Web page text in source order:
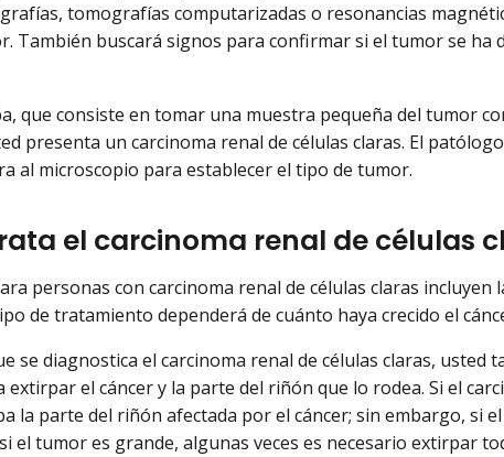
tomografías computarizadas o resonancias
También buscará signos para confirmar si el tumor se ha
que consiste en tomar una muestra pequeña del tumor
presenta un carcinoma renal de células claras. El
al microscopio para establecer el tipo de tumor.
el carcinoma renal de células
personas con carcinoma renal de células claras incluyen
de tratamiento dependerá de cuánto haya crecido el
se diagnostica el carcinoma renal de células claras, usted
el cáncer y la parte del riñón que lo rodea. Si el
la parte del riñón afectada por el cáncer; sin embargo, si
el tumor es grande, algunas veces es necesario extirpar